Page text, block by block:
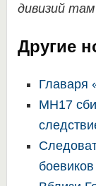
дивизий
Другие
Главаря
MH17